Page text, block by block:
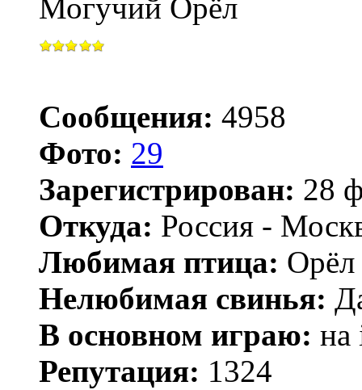
Могучий Орёл
Сообщения: 4958
Фото: 29
Зарегистрирован: 28
Откуда: Россия -
Любимая птица:
Нелюбимая свинья:
В основном играю: на
Репутация: 1324